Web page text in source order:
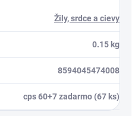
Žily, srdce a cievy
0.15 kg
8594045474008
cps 60+7 zadarmo (67 ks)